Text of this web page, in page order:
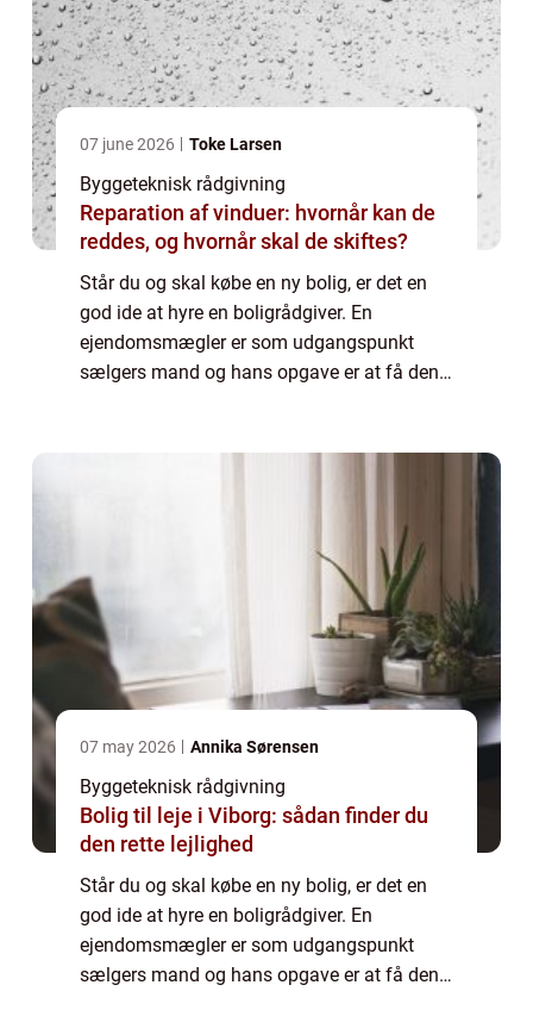
07 june 2026 Toke Larsen
Byggeteknisk rådgivning
Reparation af vinduer: hvornår kan de
reddes, og hvornår skal de skiftes?
Står du og skal købe en ny bolig, er det en
god ide at hyre en boligrådgiver. En
ejendomsmægler er som udgangspunkt
sælgers mand og hans opgave er at få den
07 may 2026 Annika Sørensen
Byggeteknisk rådgivning
Bolig til leje i Viborg: sådan finder du
den rette lejlighed
Står du og skal købe en ny bolig, er det en
god ide at hyre en boligrådgiver. En
ejendomsmægler er som udgangspunkt
sælgers mand og hans opgave er at få den